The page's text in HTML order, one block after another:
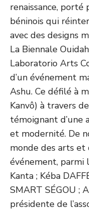
renaissance,
béninois qui
avec des designs
La Biennale
Laboratorio Arts
d’un événement
Ashu. Ce défilé à
Kanvô) à travers
témoignant d’une
et modernité. De
monde des arts
événement, parmi
Kanta ; Kéba
SMART SÉGOU ;
présidente de